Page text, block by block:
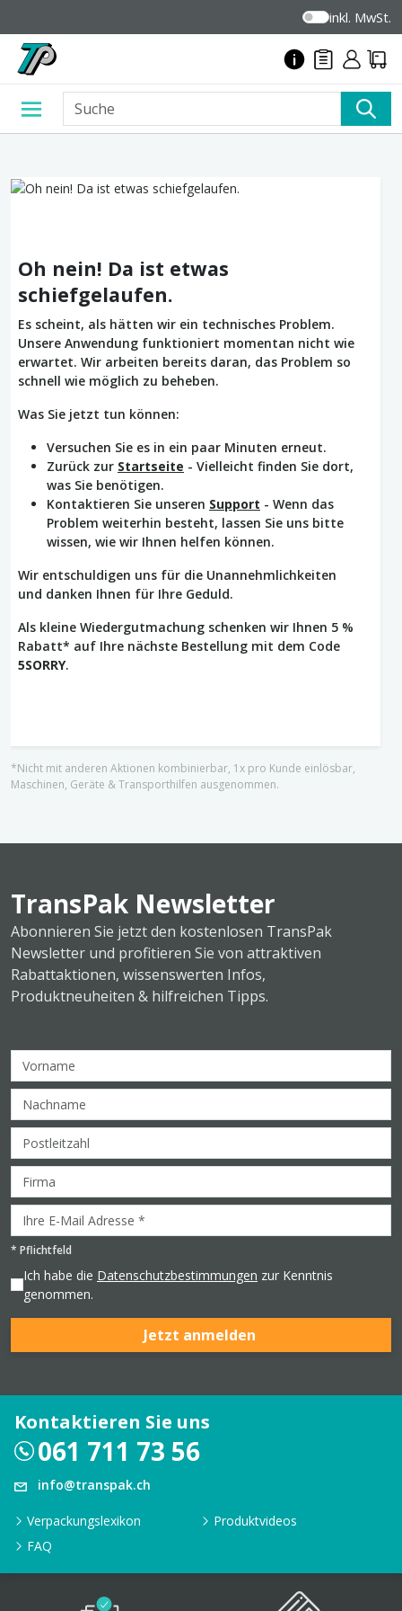
inkl. MwSt.
Oh nein! Da ist etwas
schiefgelaufen.
Es scheint, als hätten wir ein technisches Problem.
Unsere Anwendung funktioniert momentan nicht wie
erwartet. Wir arbeiten bereits daran, das Problem so
schnell wie möglich zu beheben.
Was Sie jetzt tun können:
Versuchen Sie es in ein paar Minuten erneut.
Zurück zur Startseite - Vielleicht finden Sie dort,
was Sie benötigen.
Kontaktieren Sie unseren Support - Wenn das
Problem weiterhin besteht, lassen Sie uns bitte
wissen, wie wir Ihnen helfen können.
Wir entschuldigen uns für die Unannehmlichkeiten
und danken Ihnen für Ihre Geduld.
Als kleine Wiedergutmachung schenken wir Ihnen 5 %
Rabatt* auf Ihre nächste Bestellung mit dem Code
5SORRY.
*Nicht mit anderen Aktionen kombinierbar, 1x pro Kunde einlösbar,
Maschinen, Geräte & Transporthilfen ausgenommen.
TransPak Newsletter
Abonnieren Sie jetzt den kostenlosen TransPak
Newsletter und profitieren Sie von attraktiven
Rabattaktionen, wissenswerten Infos,
Produktneuheiten & hilfreichen Tipps.
* Pflichtfeld
Ich habe die Datenschutzbestimmungen zur Kenntnis
genommen.
Jetzt anmelden
Kontaktieren Sie uns
061 711 73 56
info@transpak.ch
Verpackungslexikon
Produktvideos
FAQ